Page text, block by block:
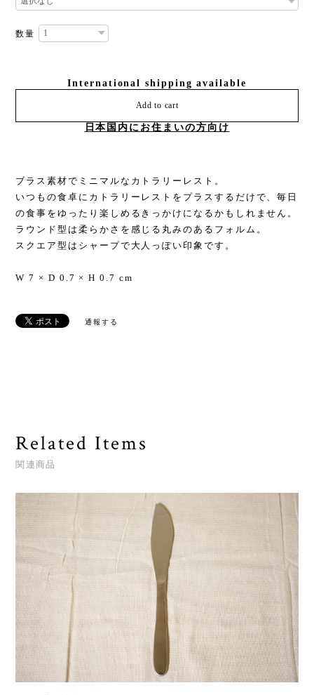
数量
International shipping available
Add to cart
日本国内にお住まいの方向け
ブラス素材でミニマルなカトラリーレスト。
いつもの食卓にカトラリーレストをプラスするだけで、毎日
の食事をゆったり楽しめるきっかけになるかもしれません。
ラウンド型は柔らかさを感じる丸みのあるフォルム。
スクエア型はシャープで大人っぽい印象です。
W 7 × D 0.7 × H 0.7 cm
通報する
Related Items
関連商品